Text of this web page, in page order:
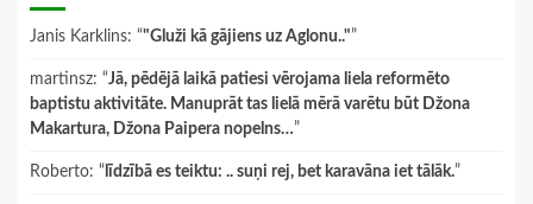
Janis Karklins: “"Gluži kā gājiens uz Aglonu.."”
martinsz: “Jā, pēdējā laikā patiesi vērojama liela reformēto
baptistu aktivitāte. Manuprāt tas lielā mērā varētu būt Džona
Makartura, Džona Paipera nopelns…”
Roberto: “ līdzībā es teiktu: .. suņi rej, bet karavāna iet tālāk.”